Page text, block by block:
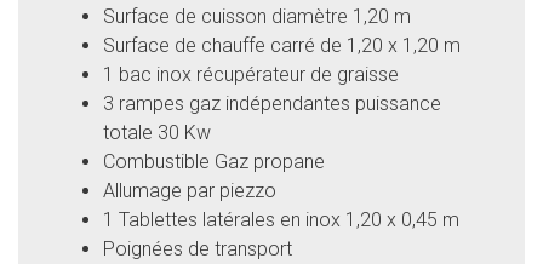
Surface de cuisson diamètre 1,20 m
Surface de chauffe carré de 1,20 x 1,20 m
1 bac inox récupérateur de graisse
3 rampes gaz indépendantes puissance
totale 30 Kw
Combustible Gaz propane
Allumage par piezzo
1 Tablettes latérales en inox 1,20 x 0,45 m
Poignées de transport